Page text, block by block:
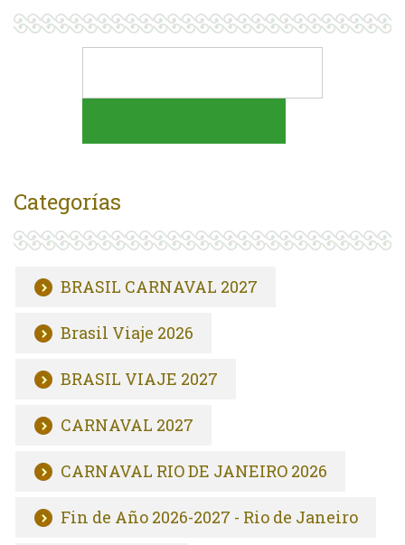
Categorías
BRASIL CARNAVAL 2027
Brasil Viaje 2026
BRASIL VIAJE 2027
CARNAVAL 2027
CARNAVAL RIO DE JANEIRO 2026
Fin de Año 2026-2027 - Rio de Janeiro